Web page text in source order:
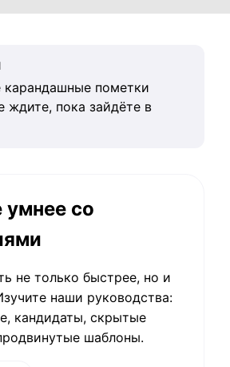
карандашные пометки
ждите, пока зайдёте в
со
не только быстрее, но и
наши руководства:
кандидаты, скрытые
шаблоны.